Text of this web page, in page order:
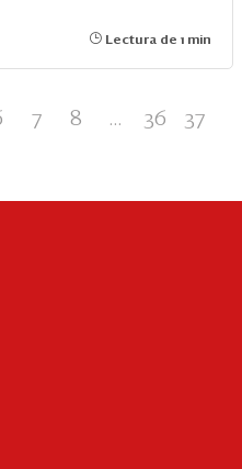
Lectura de 1 min
7 8 ... 36 37